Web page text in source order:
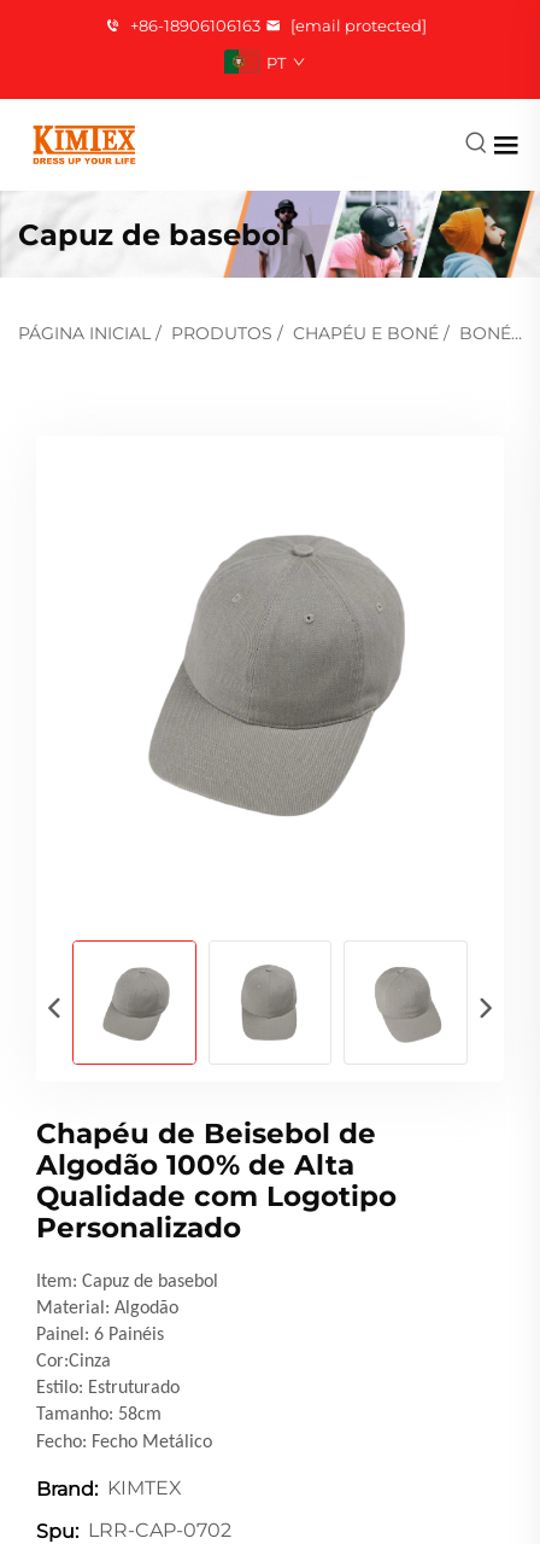
+86-18906106163
[email protected]
PT
Capuz de basebol
PÁGINA INICIAL / PRODUTOS / CHAPÉU E BONÉ / BONÉ DE BEISEBOL
Chapéu de Beisebol de
Algodão 100% de Alta
Qualidade com Logotipo
Personalizado
Item: Capuz de basebol
Material: Algodão
Painel: 6 Painéis
Cor:Cinza
Estilo: Estruturado
Tamanho: 58cm
Fecho: Fecho Metálico
Brand: KIMTEX
Spu: LRR-CAP-0702